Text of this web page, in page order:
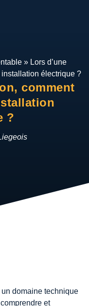
» Lors d’une
électrique ?
comment
?
un domaine technique
et